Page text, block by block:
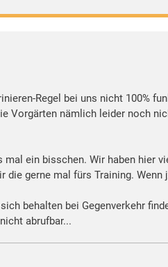
Regel bei uns nicht
Vorgärten nämlich leider noch
ein bisschen. Wir haben hier
die gerne mal fürs Training.
behalten bei Gegenverkehr
abrufbar...